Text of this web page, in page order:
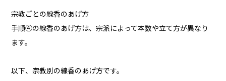
宗教ごとの線香のあげ方
手順④の線香のあげ方は、宗派によって本数や立て方が異なり
ます。
以下、宗教別の線香のあげ方です。